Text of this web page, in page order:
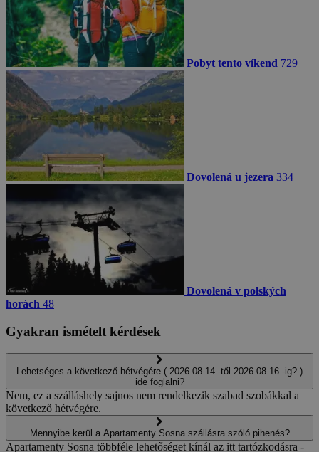
Pobyt tento víkend 729
Dovolená u jezera 334
Dovolená v polských
horách 48
Gyakran ismételt kérdések
Lehetséges a következő hétvégére ( 2026.08.14.-től 2026.08.16.-ig? )
ide foglalni?
Nem, ez a szálláshely sajnos nem rendelkezik szabad szobákkal a
következő hétvégére.
Mennyibe kerül a Apartamenty Sosna szállásra szóló pihenés?
Apartamenty Sosna többféle lehetőséget kínál az itt tartózkodásra -